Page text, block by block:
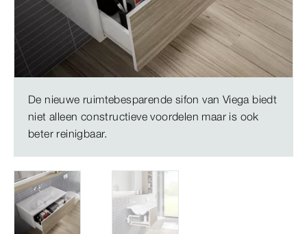
De nieuwe ruimtebesparende sifon van Viega biedt
niet alleen constructieve voordelen maar is ook
beter reinigbaar.